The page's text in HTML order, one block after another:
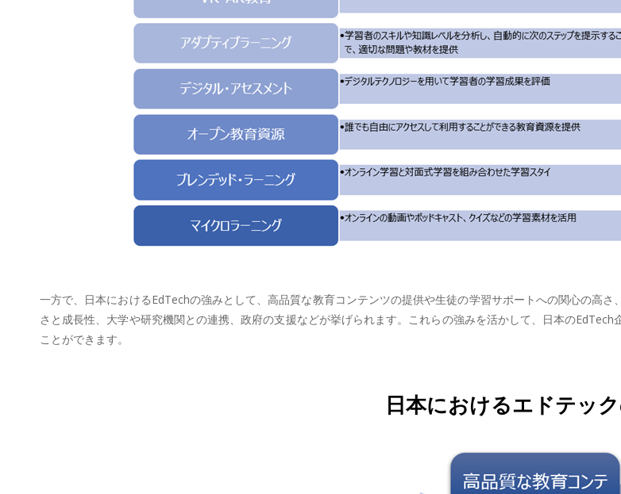
一方で、日本におけるEdTechの強みとして、高品質な教育コンテンツの提供や生徒の学習サポートへの関心の高
さと成長性、大学や研究機関との連携、政府の支援などが挙げられます。これらの強みを活かして、日本の
ことができます。
日本におけるエドテッ